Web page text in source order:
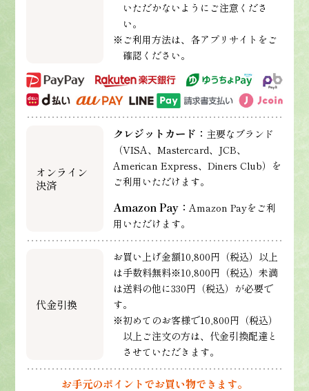
いただかないようにご注意くださ
い。
※ご利用方法は、各アプリサイトをご
確認ください。
オンライン
決済
クレジットカード： 主要なブランド
（VISA、Mastercard、JCB、
American Express、Diners Club）を
ご利用いただけます。
Amazon Pay： Amazon Payをご利
用いただけます。
代金引換
お買い上げ金額10,800円（税込）以上
は手数料無料※10,800円（税込）未満
は送料の他に330円（税込）が必要で
す。
※初めてのお客様で10,800円（税込）
以上ご注文の方は、代金引換配達と
させていただきます。
お手元のポイントでお買い物できます。